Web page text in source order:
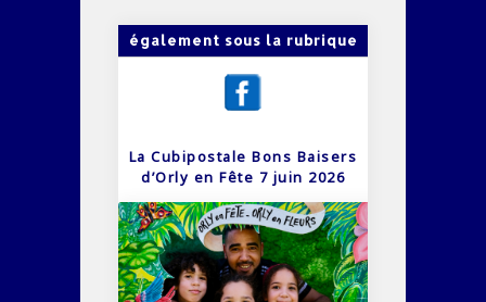
également sous la rubrique
La Cubipostale Bons Baisers
d’Orly en Fête 7 juin 2026